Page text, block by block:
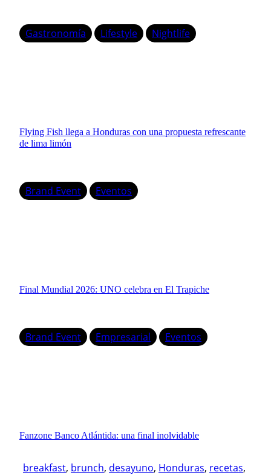
Gastronomía Lifestyle Nightlife
Flying Fish llega a Honduras con una propuesta refrescante
de lima limón
Brand Event Eventos
Final Mundial 2026: UNO celebra en El Trapiche
Brand Event Empresarial Eventos
Fanzone Banco Atlántida: una final inolvidable
breakfast, brunch, desayuno, Honduras, recetas